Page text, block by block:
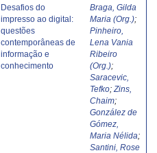
Desafios do
impresso ao digital:
questões
contemporâneas de
informação e
conhecimento
Braga, Gilda
Maria (Org.);
Pinheiro,
Lena Vania
Ribeiro
(Org.);
Saracevic,
Tefko; Zins,
Chaim;
González de
Gómez,
Maria Nélida;
Santini, Rose